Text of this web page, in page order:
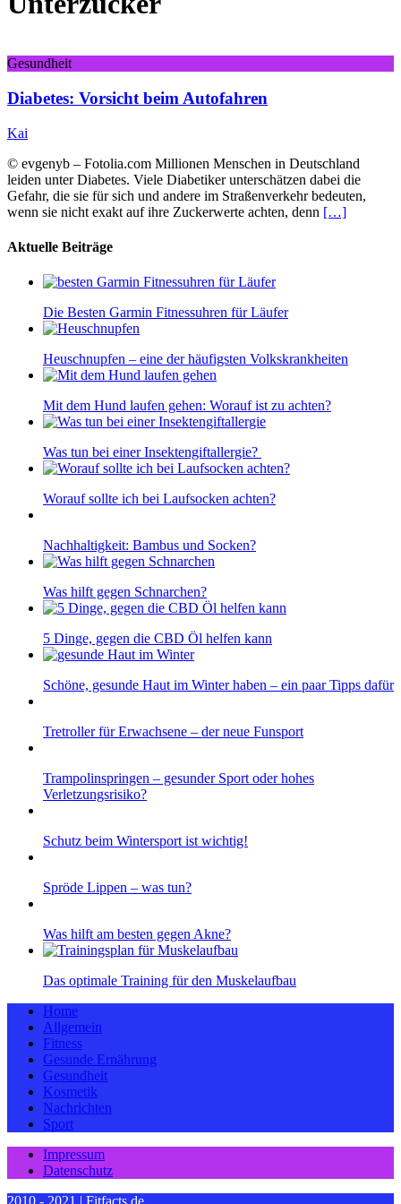
Gesundheit
Diabetes: Vorsicht beim Autofahren
Kai
© evgenyb – Fotolia.com Millionen Menschen in Deutschland
leiden unter Diabetes. Viele Diabetiker unterschätzen dabei die
Gefahr, die sie für sich und andere im Straßenverkehr bedeuten,
wenn sie nicht exakt auf ihre Zuckerwerte achten, denn […]
Aktuelle Beiträge
Die Besten Garmin Fitnessuhren für Läufer
Heuschnupfen – eine der häufigsten Volkskrankheiten
Mit dem Hund laufen gehen: Worauf ist zu achten?
Was tun bei einer Insektengiftallergie?
Worauf sollte ich bei Laufsocken achten?
Nachhaltigkeit: Bambus und Socken?
Was hilft gegen Schnarchen?
5 Dinge, gegen die CBD Öl helfen kann
Schöne, gesunde Haut im Winter haben – ein paar Tipps dafür
Tretroller für Erwachsene – der neue Funsport
Trampolinspringen – gesunder Sport oder hohes
Verletzungsrisiko?
Schutz beim Wintersport ist wichtig!
Spröde Lippen – was tun?
Was hilft am besten gegen Akne?
Das optimale Training für den Muskelaufbau
Home
Allgemein
Fitness
Gesunde Ernährung
Gesundheit
Kosmetik
Nachrichten
Sport
Impressum
Datenschutz